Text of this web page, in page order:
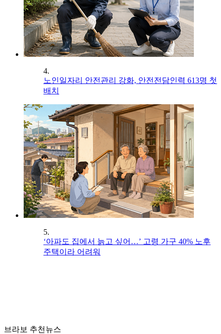
4.
노인일자리 안전관리 강화, 안전전담인력 613명 첫
배치
5.
‘아파도 집에서 늙고 싶어…’ 고령 가구 40% 노후
주택이라 어려워
브라보 추천뉴스